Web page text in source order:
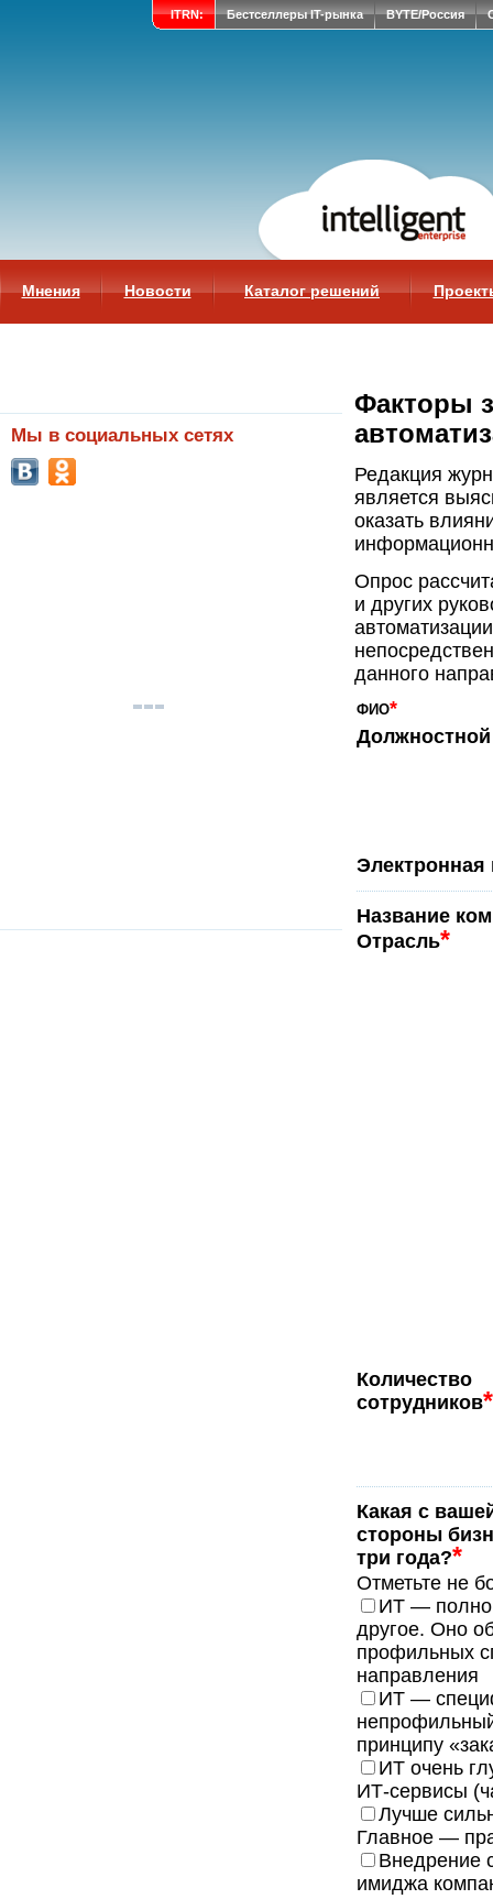
ITRN: Бестселлеры IT-рынка BYTE/Россия
Мнения Новости Каталог решений
Мы в социальных сетях
Факторы
Редакция
является
оказать
Опрос
и других
данного
ФИО*
Должностной
Электронная
Название
Отрасль*
Количество
сотрудников*
Какая с
стороны
три года?*
Отметьте не
ИТ —
другое. Оно
профильных
направления
ИТ —
принципу
ИТ очень
ИТ-сервисы
Лучше
Главное —
Внедрение
имиджа